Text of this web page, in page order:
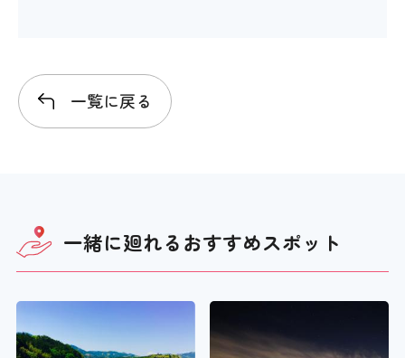
一覧に戻る
一緒に廻れるおすすめスポット